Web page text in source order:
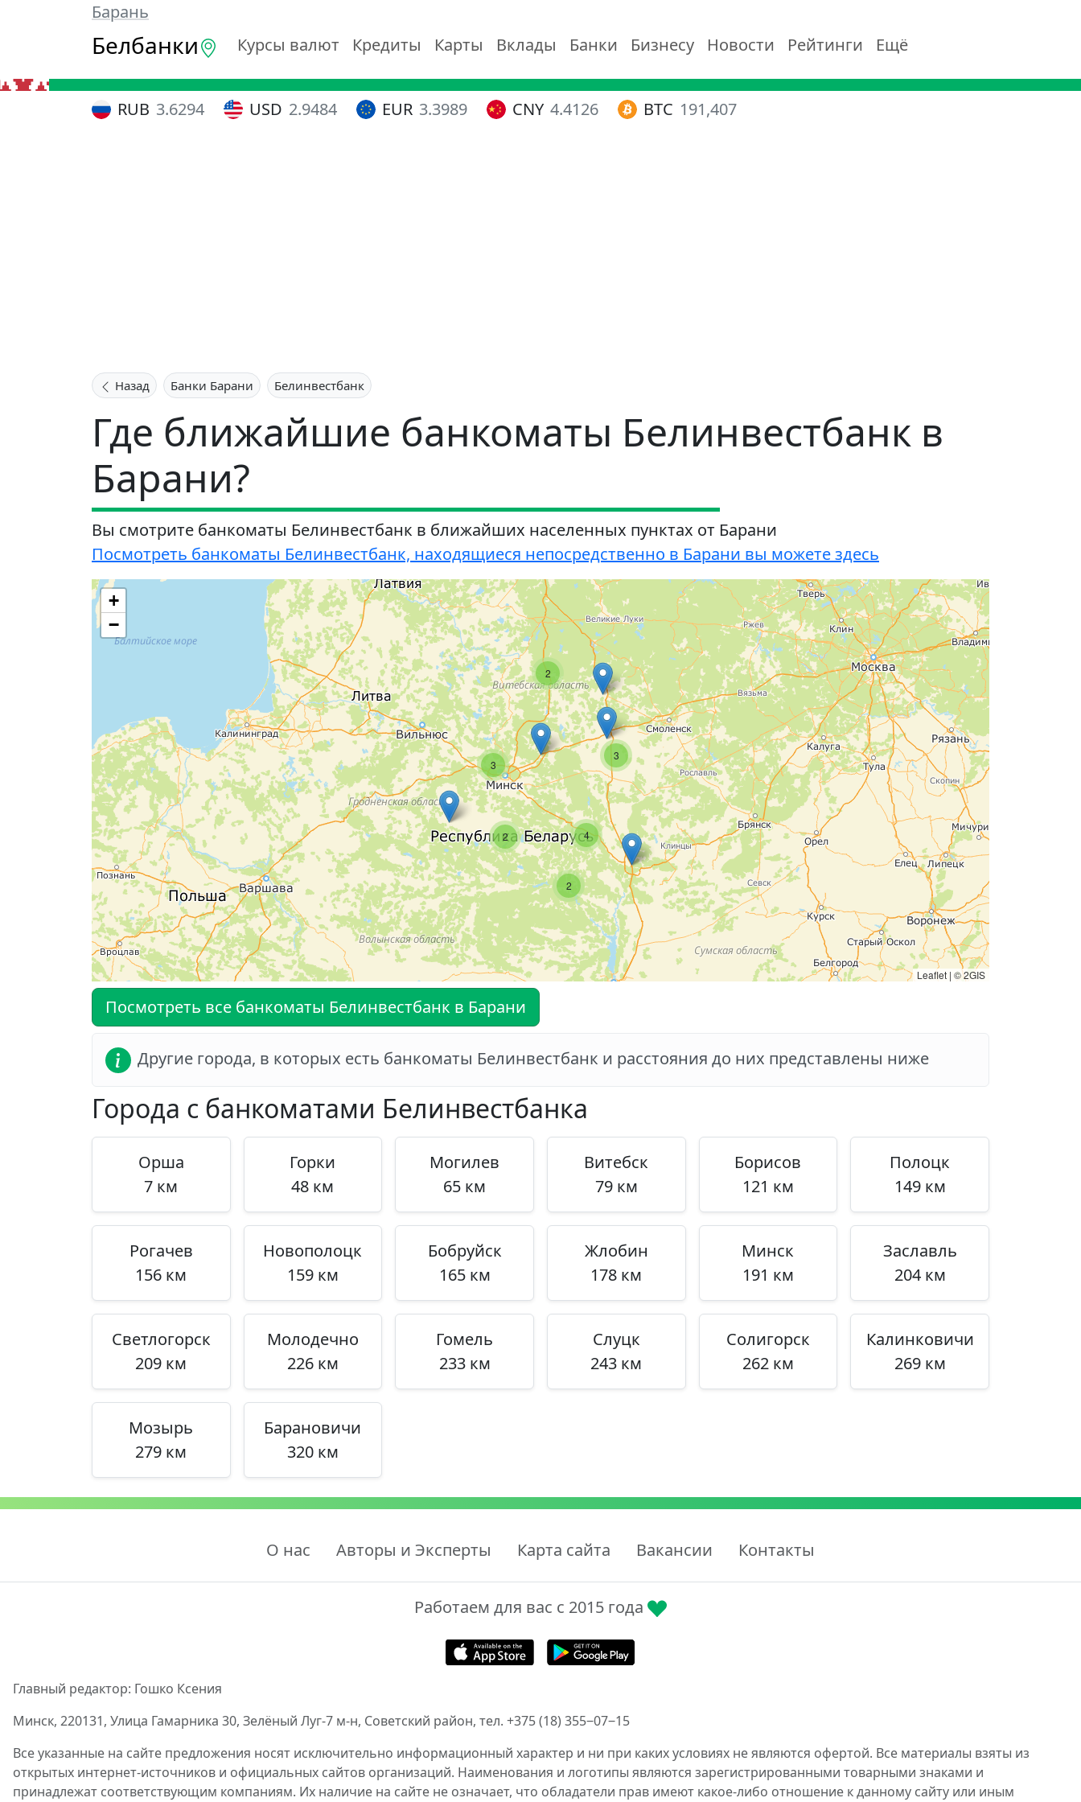
Барань
Белбанки Курсы валют Кредиты Карты Вклады Банки Бизнесу Новости Рейтинги Ещё
RUB 3.6294 USD 2.9484 EUR 3.3989 CNY 4.4126 BTC 191,407
Назад Банки Барани Белинвестбанк
Где ближайшие банкоматы Белинвестбанк в
Барани?
Вы смотрите банкоматы Белинвестбанк в ближайших населенных пунктах от Барани
Посмотреть банкоматы Белинвестбанк, находящиеся непосредственно в Барани вы можете здесь
2
3
2
4
2
3
+
−
Leaflet | © 2GIS
Посмотреть все банкоматы Белинвестбанк в Барани
Другие города, в которых есть банкоматы Белинвестбанк и расстояния до них представлены ниже
Города с банкоматами Белинвестбанка
Орша
7 км
Горки
48 км
Могилев
65 км
Витебск
79 км
Борисов
121 км
Полоцк
149 км
Рогачев
156 км
Новополоцк
159 км
Бобруйск
165 км
Жлобин
178 км
Минск
191 км
Заславль
204 км
Светлогорск
209 км
Молодечно
226 км
Гомель
233 км
Слуцк
243 км
Солигорск
262 км
Калинковичи
269 км
Мозырь
279 км
Барановичи
320 км
О нас Авторы и Эксперты Карта сайта Вакансии Контакты
Работаем для вас с 2015 года
Главный редактор: Гошко Ксения
Минск, 220131, Улица Гамарника 30, Зелёный Луг-7 м-н, Советский район, тел. +375 (18) 355‒07‒15
Все указанные на сайте предложения носят исключительно информационный характер и ни при каких условиях не являются офертой. Все материалы взяты из
открытых интернет-источников и официальных сайтов организаций. Наименования и логотипы являются зарегистрированными товарными знаками и
принадлежат соответствующим компаниям. Их наличие на сайте не означает, что обладатели прав имеют какое-либо отношение к данному сайту или иным